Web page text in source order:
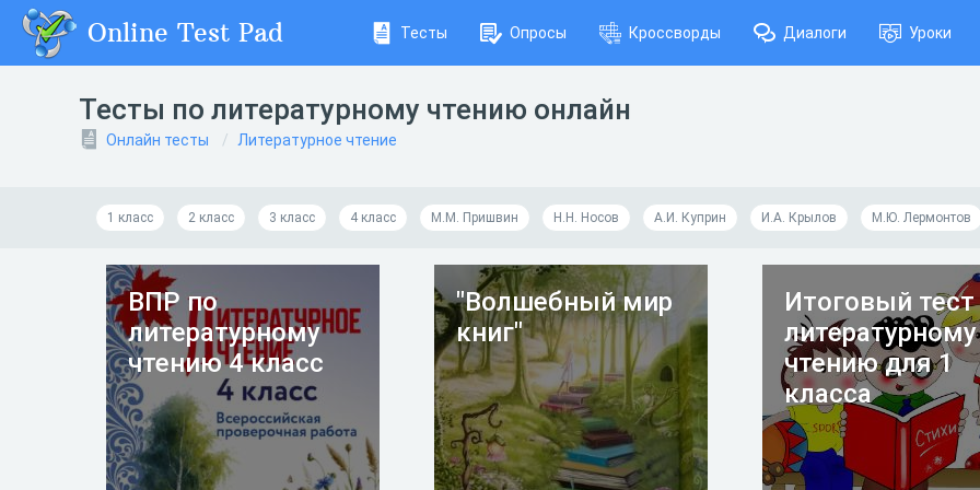
Online Test Pad Тесты Опросы Кроссворды Диалоги Уроки
Тесты по литературному чтению онлайн
Онлайн тесты Литературное чтение
1 класс 2 класс 3 класс 4 класс М.М. Пришвин Н.Н. Носов А.И. Куприн И.А. Крылов М.Ю. Лермонтов
ВПР по
литературному
чтению 4 класс
"Волшебный мир
книг"
Итоговый
литературному
чтению для 1
класса